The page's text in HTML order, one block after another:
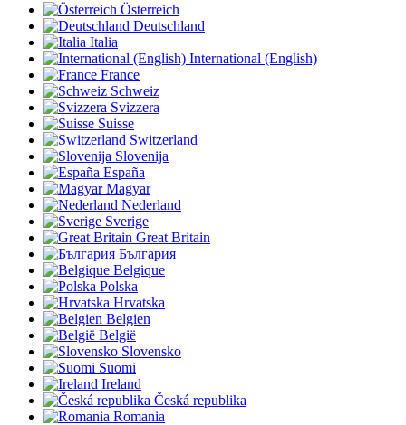
Österreich
Deutschland
Italia
International (English)
France
Schweiz
Svizzera
Suisse
Switzerland
Slovenija
España
Magyar
Nederland
Sverige
Great Britain
България
Belgique
Polska
Hrvatska
Belgien
België
Slovensko
Suomi
Ireland
Česká republika
Romania